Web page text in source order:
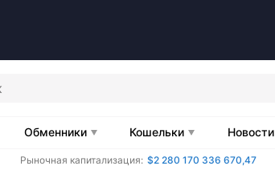
Обменники Кошельки Новости
Рыночная капитализация: $2 280 170 336 670,47